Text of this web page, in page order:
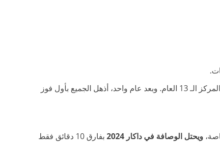
في المركز الـ 13 العام. وبعد عام واحد، أذهل الجميع بأول فوز
ويحتل الوصافة في داكار 2024
بفارق 10 دقائق فقط